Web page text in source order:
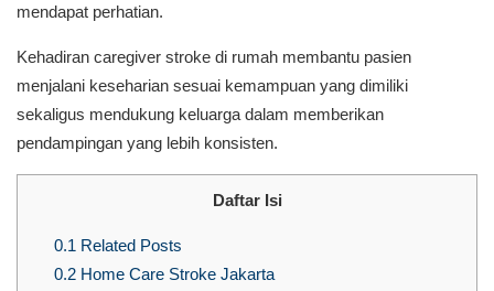
mendapat perhatian.
Kehadiran caregiver stroke di rumah membantu pasien
menjalani keseharian sesuai kemampuan yang dimiliki
sekaligus mendukung keluarga dalam memberikan
pendampingan yang lebih konsisten.
Daftar Isi
0.1 Related Posts
0.2Home Care Stroke Jakarta